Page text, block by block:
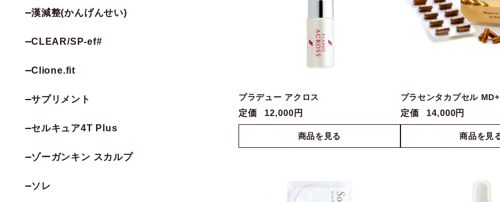
プラデュー アクロス
定価 12,000円
プラセンタカプセル MD+
定価 14,000円
漢減整(かんげんせい)
CLEAR/SP-ef#
Clione.fit
サプリメント
セルキュア4T Plus
ゾーガンキン スカルプ
ソレ